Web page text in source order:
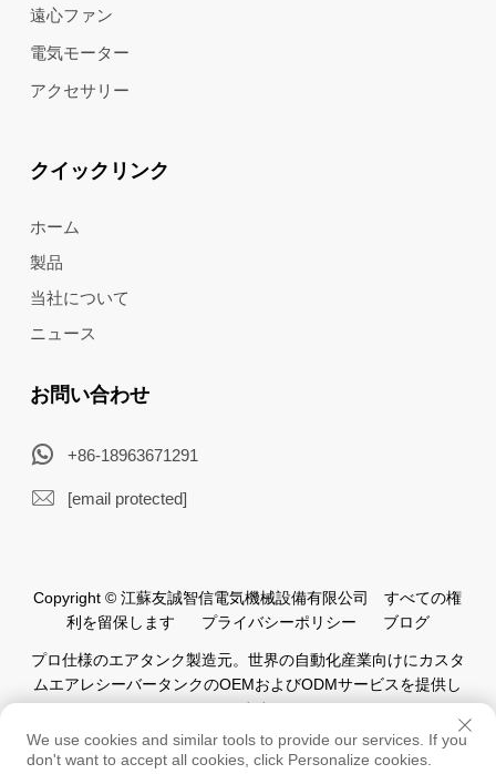
遠心ファン
電気モーター
アクセサリー
クイックリンク
ホーム
製品
当社について
ニュース
お問い合わせ
+86-18963671291
[email protected]
Copyright © 江蘇友誠智信電気機械設備有限公司 すべての権
利を留保します
プライバシーポリシー ブログ
プロ仕様のエアタンク製造元。世界の自動化産業向けにカスタ
ムエアレシーバータンクのOEMおよびODMサービスを提供し
ています。
We use cookies and similar tools to provide our services. If you
don't want to accept all cookies, click Personalize cookies.